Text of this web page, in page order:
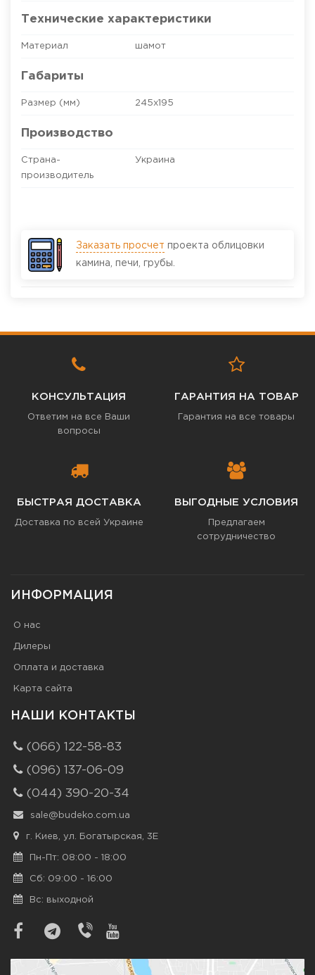
Технические характеристики
Материал шамот
Габариты
Размер (мм) 245х195
Производство
Страна-
производитель
Украина
Заказать просчет проекта облицовки
камина, печи, грубы.
КОНСУЛЬТАЦИЯ
Ответим на все Ваши
вопросы
ГАРАНТИЯ НА ТОВАР
Гарантия на все товары
БЫСТРАЯ ДОСТАВКА
Доставка по всей Украине
ВЫГОДНЫЕ УСЛОВИЯ
Предлагаем
сотрудничество
ИНФОРМАЦИЯ
О нас
Дилеры
Оплата и доставка
Карта сайта
НАШИ КОНТАКТЫ
(066) 122-58-83
(096) 137-06-09
(044) 390-20-34
sale@budeko.com.ua
г. Киев, ул. Богатырская, 3Е
Пн-Пт: 08:00 - 18:00
Сб: 09:00 - 16:00
Вс: выходной